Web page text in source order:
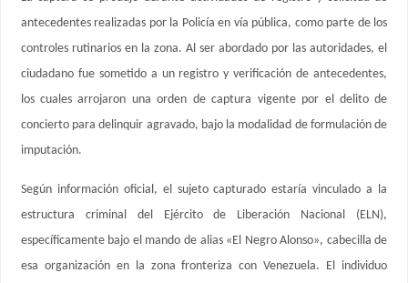
antecedentes realizadas por la Policía en vía pública, como parte de los
controles rutinarios en la zona. Al ser abordado por las autoridades, el
ciudadano fue sometido a un registro y verificación de antecedentes,
los cuales arrojaron una orden de captura vigente por el delito de
concierto para delinquir agravado, bajo la modalidad de formulación de
imputación.
Según información oficial, el sujeto capturado estaría vinculado a la
estructura criminal del Ejército de Liberación Nacional (ELN),
específicamente bajo el mando de alias «El Negro Alonso», cabecilla de
esa organización en la zona fronteriza con Venezuela. El individuo